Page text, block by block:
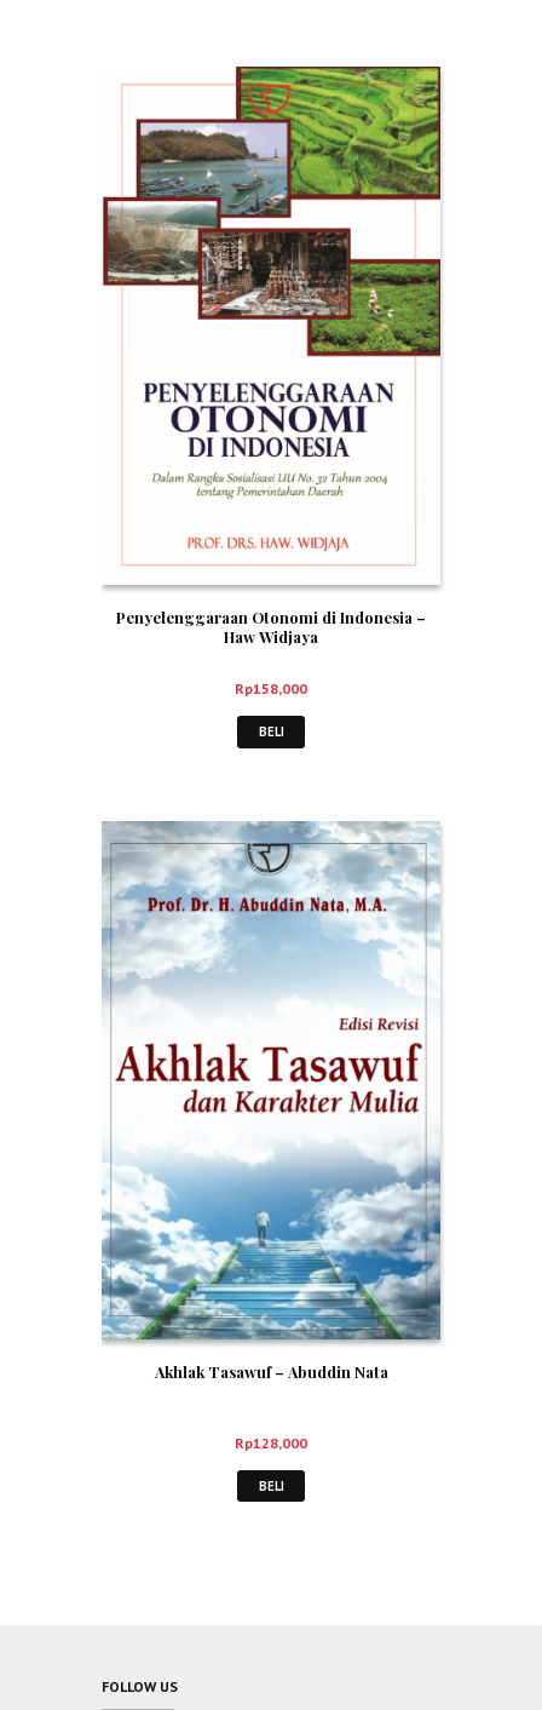
Penyelenggaraan Otonomi di Indonesia –
Haw Widjaya
Rp158,000
BELI
Akhlak Tasawuf – Abuddin Nata
Rp128,000
BELI
FOLLOW US